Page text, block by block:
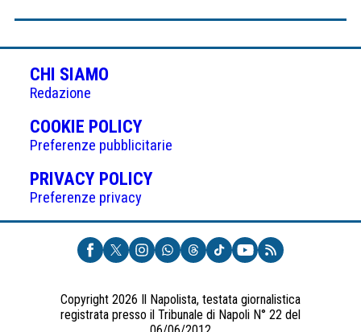
CHI SIAMO
Redazione
COOKIE POLICY(APRE
IN
UNA
NUOVA
Preferenze pubblicitarie
PRIVACY POLICY(APRE
UNA
NUOVA
SCHEDA)
Preferenze privacy
Copyright 2026 Il Napolista, testata giornalistica
registrata presso il Tribunale di Napoli N° 22 del